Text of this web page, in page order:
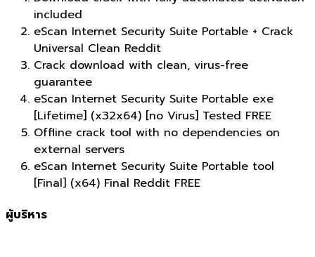
included
eScan Internet Security Suite Portable + Crack
Universal Clean Reddit
Crack download with clean, virus-free
guarantee
eScan Internet Security Suite Portable exe
[Lifetime] (x32x64) [no Virus] Tested FREE
Offline crack tool with no dependencies on
external servers
eScan Internet Security Suite Portable tool
[Final] (x64) Final Reddit FREE
ผู้บริหาร